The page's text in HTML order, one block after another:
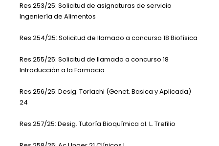
Res.253/25: Solicitud de asignaturas de servicio
Ingeniería de Alimentos
Res.254/25: Solicitud de llamado a concurso 18 Biofísica
Res.255/25: Solicitud de llamado a concurso 18
Introducción a la Farmacia
Res.256/25: Desig. Torlachi (Genet. Basica y Aplicada)
24
Res.257/25: Desig. Tutoría Bioquímica al. L. Trefilio